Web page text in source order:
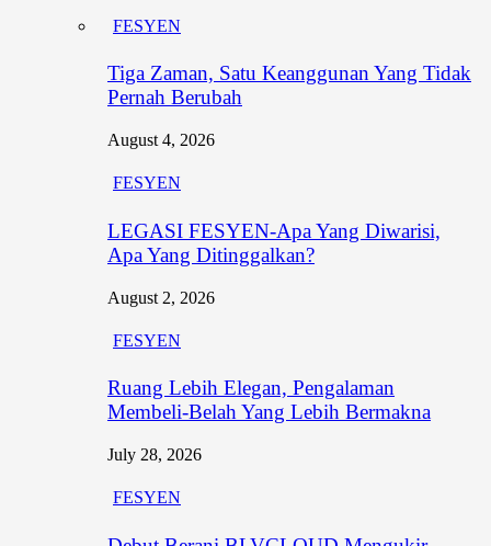
FESYEN
Tiga Zaman, Satu Keanggunan Yang Tidak
Pernah Berubah
August 4, 2026
FESYEN
LEGASI FESYEN-Apa Yang Diwarisi,
Apa Yang Ditinggalkan?
August 2, 2026
FESYEN
Ruang Lebih Elegan, Pengalaman
Membeli-Belah Yang Lebih Bermakna
July 28, 2026
FESYEN